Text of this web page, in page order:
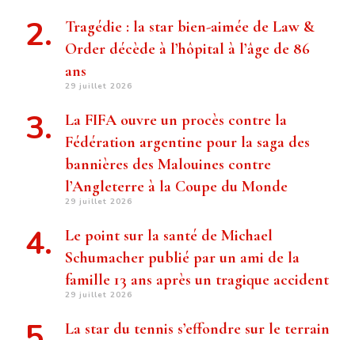
Tragédie : la star bien-aimée de Law &
Order décède à l’hôpital à l’âge de 86
ans
29 juillet 2026
La FIFA ouvre un procès contre la
Fédération argentine pour la saga des
bannières des Malouines contre
l’Angleterre à la Coupe du Monde
29 juillet 2026
Le point sur la santé de Michael
Schumacher publié par un ami de la
famille 13 ans après un tragique accident
29 juillet 2026
La star du tennis s’effondre sur le terrain